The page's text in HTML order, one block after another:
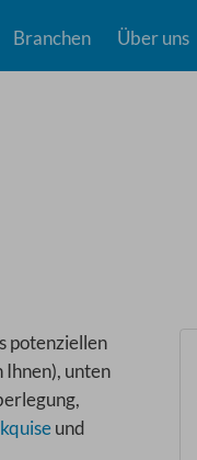
Branchen Über uns
potenziellen
unten
und